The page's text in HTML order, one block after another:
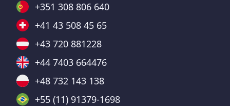
+351 308 806 640
+41 43 508 45 65
+43 720 881228
+44 7403 664476
+48 732 143 138
+55 (11) 91379-1698